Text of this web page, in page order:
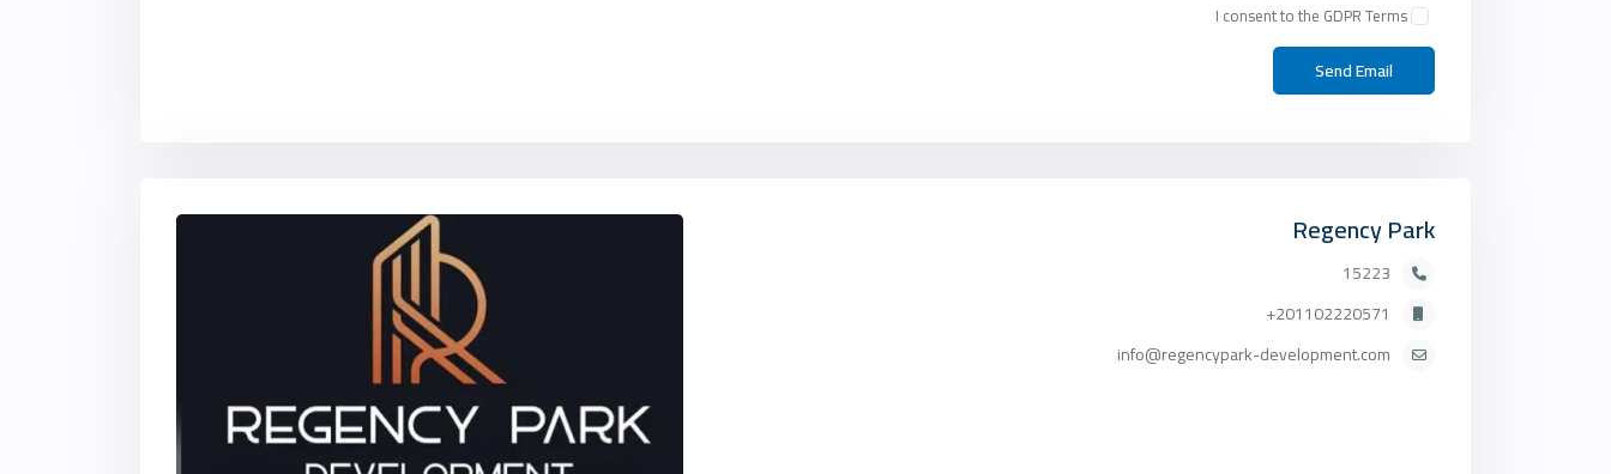
I consent to the GDPR Terms
Regency Park
15223
201102220571+
info@regencypark-development.com